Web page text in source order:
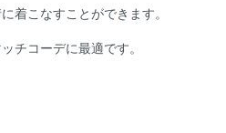
着こなすことができます。
チコーデに最適です。